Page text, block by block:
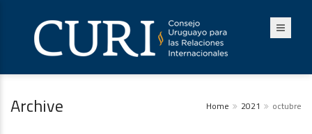
Archive Home 2021 octubre
Estudios